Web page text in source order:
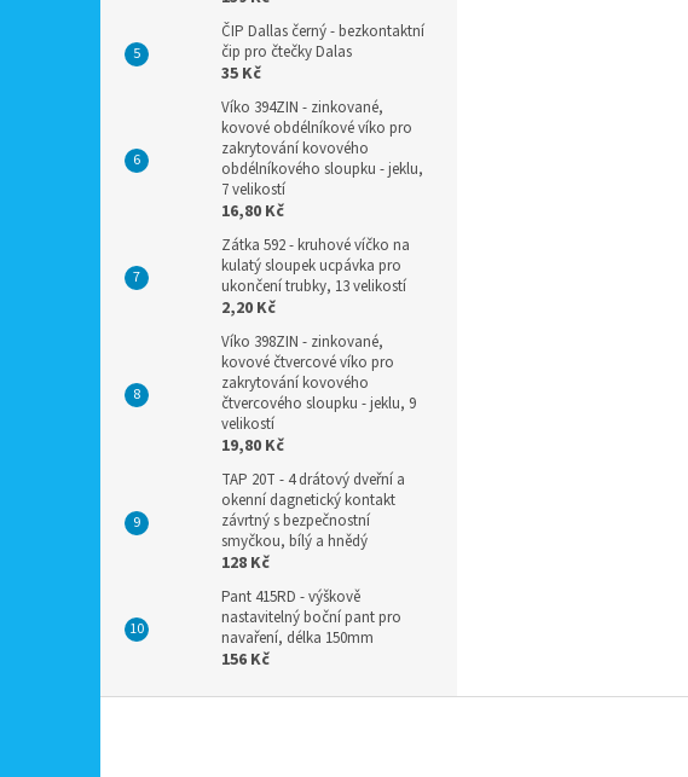
ČIP Dallas černý - bezkontaktní
čip pro čtečky Dalas
35 Kč
Víko 394ZIN - zinkované,
kovové obdélníkové víko pro
zakrytování kovového
obdélníkového sloupku - jeklu,
7 velikostí
16,80 Kč
Zátka 592 - kruhové víčko na
kulatý sloupek ucpávka pro
ukončení trubky, 13 velikostí
2,20 Kč
Víko 398ZIN - zinkované,
kovové čtvercové víko pro
zakrytování kovového
čtvercového sloupku - jeklu, 9
velikostí
19,80 Kč
TAP 20T - 4 drátový dveřní a
okenní dagnetický kontakt
závrtný s bezpečnostní
smyčkou, bílý a hnědý
128 Kč
Pant 415RD - výškově
nastavitelný boční pant pro
navaření, délka 150mm
156 Kč